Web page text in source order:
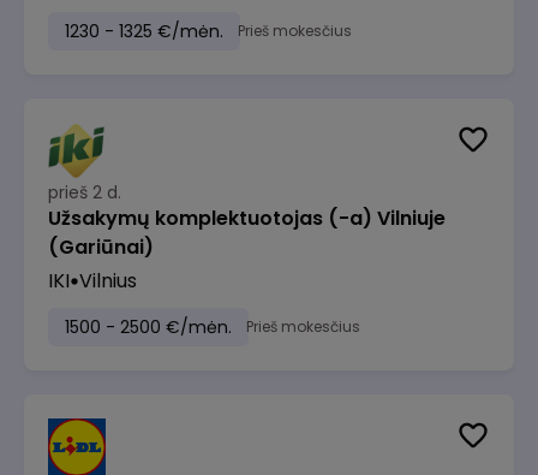
1230 - 1325 €/mėn. Prieš mokesčius
prieš 2 d.
Užsakymų komplektuotojas (-a) Vilniuje
(Gariūnai)
IKI Vilnius
1500 - 2500 €/mėn. Prieš mokesčius